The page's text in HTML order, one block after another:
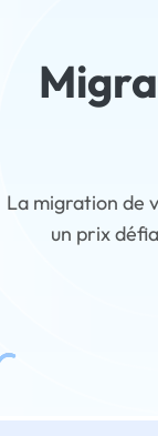
La migration de
un prix